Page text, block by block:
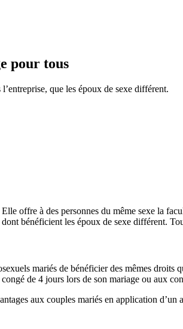
pour tous
que les époux de sexe différent.
offre à des personnes du même sexe la
bénéficient les époux de sexe différent.
mariés de bénéficier des mêmes
de 4 jours lors de son mariage ou aux
aux couples mariés en application